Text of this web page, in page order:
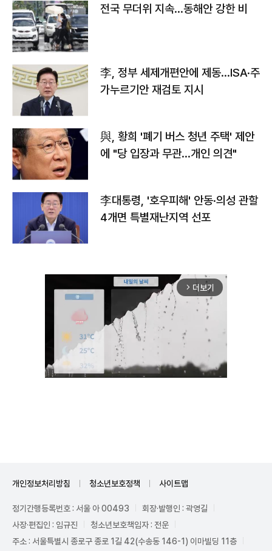
전국 무더위 지속…동해안 강한 비
李, 정부 세제개편안에 제동…ISA·주
가누르기안 재검토 지시
與, 황희 '폐기 버스 청년 주택' 제안
에 "당 입장과 무관…개인 의견"
李대통령, '호우피해' 안동·의성 관할
4개면 특별재난지역 선포
arrow_forward_ios 더보기
개인정보처리방침 청소년보호정책 사이트맵
정기간행등록번호 : 서울 아 00493
회장·발행인 : 곽영길
사장·편집인 : 임규진
청소년보호책임자 : 전운
주소 : 서울특별시 종로구 종로 1길 42(수송동 146-1) 이마빌딩 11층